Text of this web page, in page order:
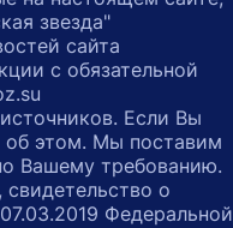
звезда"
сайта
с обязательной
Если Вы
об этом. Мы поставим
Вашему требованию.
свидетельство о
Федеральной